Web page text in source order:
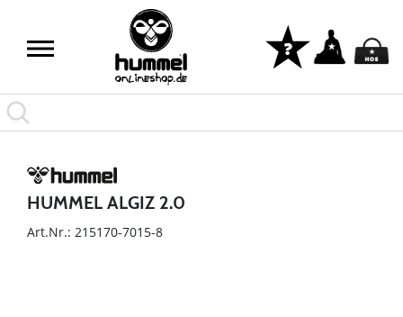
HUMMEL ALGIZ 2.0
Art.Nr.: 215170-7015-8